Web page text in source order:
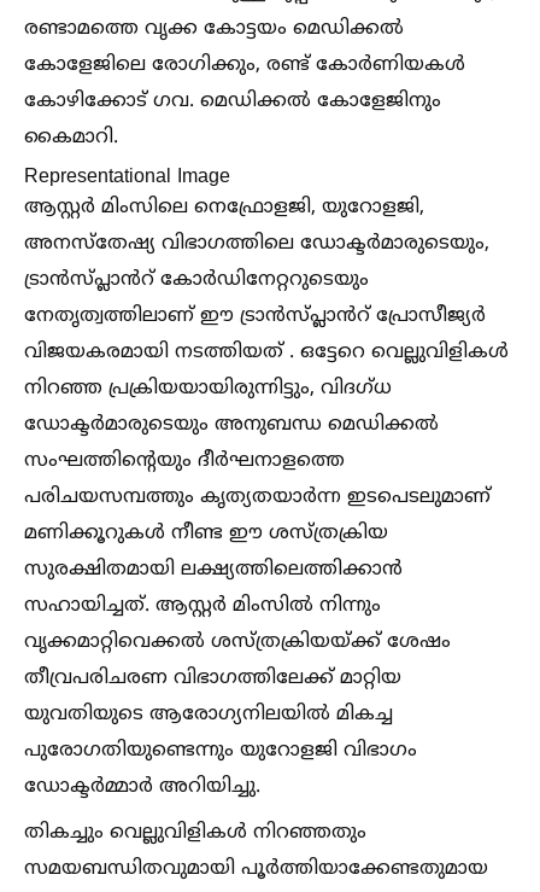
രണ്ടാമത്തെ വൃക്ക കോട്ടയം മെഡിക്കല്‍
കോളേജിലെ രോഗിക്കും, രണ്ട് കോർണിയകള്‍
കോഴിക്കോട് ഗവ. മെഡിക്കല്‍ കോളേജിനും
കൈമാറി.
Representational Image
ആസ്റ്റർ മിംസിലെ നെഫ്രോളജി, യുറോളജി,
അനസ്തേഷ്യ വിഭാഗത്തിലെ ഡോക്ടർമാരുടെയും,
ട്രാൻസ്പ്ലാൻറ് കോർഡിനേറ്ററുടെയും
നേതൃത്വത്തിലാണ് ഈ ട്രാൻസ്പ്ലാൻറ് പ്രോസീജ്യർ
വിജയകരമായി നടത്തിയത് . ഒട്ടേറെ വെല്ലുവിളികള്‍
നിറഞ്ഞ പ്രക്രിയയായിരുന്നിട്ടും, വിദഗ്ധ
ഡോക്ടർമാരുടെയും അനുബന്ധ മെഡിക്കല്‍
സംഘത്തിന്റെയും ദീർഘനാളത്തെ
പരിചയസമ്പത്തും കൃത്യതയാർന്ന ഇടപെടലുമാണ്
മണിക്കൂറുകള്‍ നീണ്ട ഈ ശസ്ത്രക്രിയ
സുരക്ഷിതമായി ലക്ഷ്യത്തിലെത്തിക്കാൻ
സഹായിച്ചത്. ആസ്റ്റർ മിംസില്‍ നിന്നും
വൃക്കമാറ്റിവെക്കല്‍ ശസ്ത്രക്രിയയ്ക്ക് ശേഷം
തീവ്രപരിചരണ വിഭാഗത്തിലേക്ക് മാറ്റിയ
യുവതിയുടെ ആരോഗ്യനിലയില്‍ മികച്ച
പുരോഗതിയുണ്ടെന്നും യുറോളജി വിഭാഗം
ഡോക്ടർമ്മാർ അറിയിച്ചു.
തികച്ചും വെല്ലുവിളികള്‍ നിറഞ്ഞതും
സമയബന്ധിതവുമായി പൂർത്തിയാക്കേണ്ടതുമായ